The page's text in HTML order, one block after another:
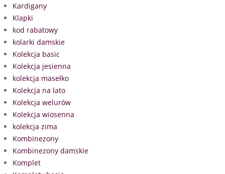
Kardigany
Klapki
kod rabatowy
kolarki damskie
Kolekcja basic
Kolekcja jesienna
kolekcja masełko
Kolekcja na lato
Kolekcja welurów
Kolekcja wiosenna
kolekcja zima
Kombinezony
Kombinezony damskie
Komplet